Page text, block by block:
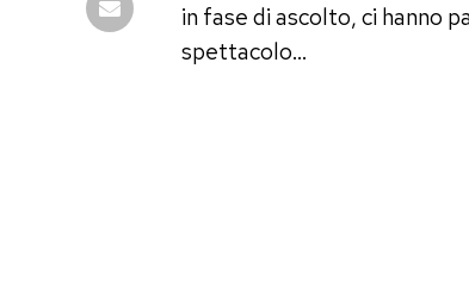
in fase di ascolto, ci hanno
spettacolo…